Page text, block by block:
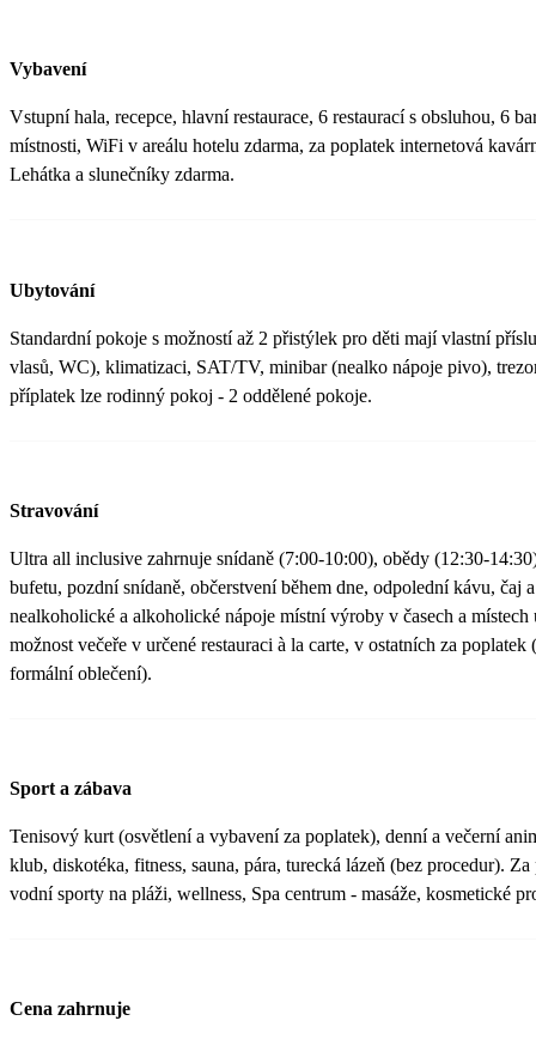
Vybavení
Vstupní hala, recepce, hlavní restaurace, 6 restaurací s obsluhou, 6
místnosti, WiFi v areálu hotelu zdarma, za poplatek internetová
Lehátka a slunečníky zdarma.
Ubytování
Standardní pokoje s možností až 2 přistýlek pro děti mají vlastní
vlasů, WC), klimatizaci, SAT/TV, minibar (nealko nápoje pivo),
příplatek lze rodinný pokoj - 2 oddělené pokoje.
Stravování
Ultra all inclusive zahrnuje snídaně (7:00-10:00), obědy (12:30-
bufetu, pozdní snídaně, občerstvení během dne, odpolední kávu, čaj
nealkoholické a alkoholické nápoje místní výroby v časech a
možnost večeře v určené restauraci à la carte, v ostatních za poplatek
formální oblečení).
Sport a zábava
Tenisový kurt (osvětlení a vybavení za poplatek), denní a večerní
klub, diskotéka, fitness, sauna, pára, turecká lázeň (bez procedur).
vodní sporty na pláži, wellness, Spa centrum - masáže, kosmetické
Cena zahrnuje